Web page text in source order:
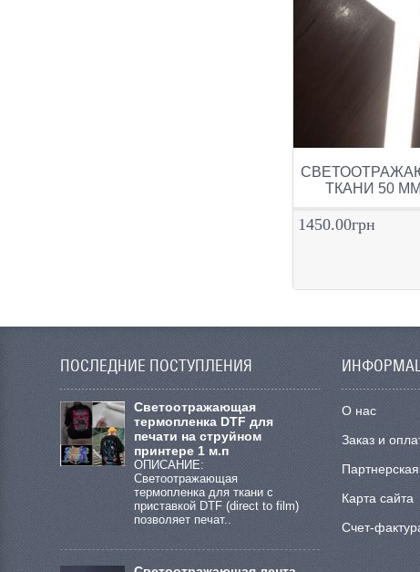
ТКАНИ 50 ММ
1450.00грн
ПОСЛЕДНИЕ ПОСТУПЛЕНИЯ
Cветоотражающая
термопленка DTF для
печати на струйном
принтере 1 м.п
ОПИСАНИЕ:
Светоотражающая
термопленка для ткани с
приставкой DTF (direct to film)
позволяет печат..
О нас
Заказ и
Карта сайта
Счет-